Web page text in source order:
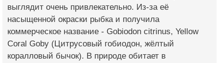
выглядит очень привлекательно. Из-за её
насыщенной окраски рыбка и получила
коммерческое название - Gobiodon citrinus, Yellow
Coral Goby (Цитрусовый гобиодон, жёлтый
коралловый бычок). В природе обитает в